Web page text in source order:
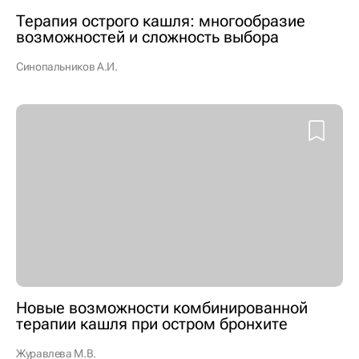
Терапия острого кашля: многообразие
возможностей и сложность выбора
Синопальников А.И.
Новые возможности комбинированной
терапии кашля при остром бронхите
Журавлева М.В.